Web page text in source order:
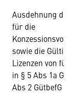
Ausdehnung
für die
sowie die
Lizenzen von
in § 5 Abs 1a
Abs 2 GütbefG